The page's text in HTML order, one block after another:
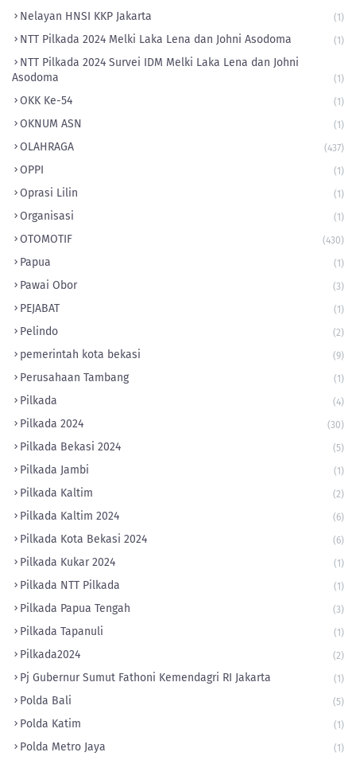
Nelayan HNSI KKP Jakarta (1)
NTT Pilkada 2024 Melki Laka Lena dan Johni Asodoma (1)
NTT Pilkada 2024 Survei IDM Melki Laka Lena dan Johni
Asodoma
(1)
OKK Ke-54 (1)
OKNUM ASN (1)
OLAHRAGA (437)
OPPI (1)
Oprasi Lilin (1)
Organisasi (1)
OTOMOTIF (430)
Papua (1)
Pawai Obor (3)
PEJABAT (1)
Pelindo (2)
pemerintah kota bekasi (9)
Perusahaan Tambang (1)
Pilkada (4)
Pilkada 2024 (30)
Pilkada Bekasi 2024 (5)
Pilkada Jambi (1)
Pilkada Kaltim (2)
Pilkada Kaltim 2024 (6)
Pilkada Kota Bekasi 2024 (6)
Pilkada Kukar 2024 (1)
Pilkada NTT Pilkada (1)
Pilkada Papua Tengah (3)
Pilkada Tapanuli (1)
Pilkada2024 (2)
Pj Gubernur Sumut Fathoni Kemendagri RI Jakarta (1)
Polda Bali (5)
Polda Katim (1)
Polda Metro Jaya (1)